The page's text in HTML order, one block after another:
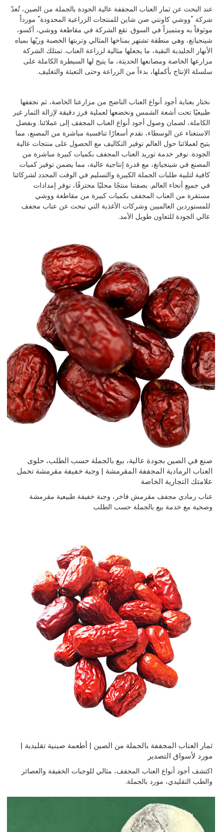
عند البحث عن ثمار العناب المجففة عالية الجودة بالجملة من الصين، تُعدّ
شركة "ووشي كاونتي صن شاين للمنتجات الزراعية المحدودة" مورداً
موثوقاً به ومتميزاً في السوق. تقع الشركة في مقاطعة ووشي، أكسو،
شينجيانغ، وهي منطقة تشتهر بمناخها المثالي وتربتها الخصبة وريّها بمياه
الأنهار الجليدية النقية، ما يجعلها مثالية لزراعة العناب. تمتلك الشركة
مزارعها الخاصة ومصانعها الحديثة، ما يتيح لها السيطرة الكاملة على
سلسلة الإنتاج بأكملها، بدءاً من الزراعة وحتى التعبئة والتغليف.
نختار بعناية أجود أنواع العناب الناضج من مزارعنا الخاصة، ثم نجففها
طبيعيًا تحت أشعة الشمس ونخضعها لعملية فرز دقيقة لإزالة الثمار غير
الكاملة، لضمان وصول أجود أنواع العناب المجفف إلى عملائنا. وبفضل
الاستغناء عن الوسطاء، نقدم أسعارًا تنافسية مباشرة من المصنع، مما
يتيح لعملائنا حول العالم توفير التكاليف مع الحصول على منتجات عالية
الجودة. نوفر خدمة توريد العناب المجفف بكميات كبيرة مباشرة من
المصنع في شينجيانغ، مع قدرة إنتاجية عالية، مما يضمن توفير كميات
كافية لتلبية طلبات الجملة الكبيرة والتسليم في الوقت المحدد لشركائنا
في جميع أنحاء العالم. بصفتنا منتجًا محليًا محترفًا، نوفر إمدادات
مستقرة من العناب المجفف بكميات كبيرة من مقاطعة ووشي
للمستوردين العالميين وشركات الأغذية التي تبحث عن عناب مجفف
عالي الجودة للتعاون طويل الأمد.
صنع في الصين بجودة عالية، بيع بالجملة حسب الطلب، حلوى
العناب الرمادية المجففة المقرمشة | وجبة خفيفة مقرمشة تحمل
علامتك التجارية الخاصة
عناب رمادي مجفف مقرمش فاخر، وجبة خفيفة طبيعية مقرمشة
وصحية مع خدمة بيع بالجملة حسب الطلب
ثمار العناب المجففة بالجملة من الصين | أطعمة صينية تقليدية |
مورد لأسواق التصدير
اكتشف أجود أنواع العناب المجفف، مثالي للوجبات الخفيفة والعصائر
والطب التقليدي، مورد بالجملة.